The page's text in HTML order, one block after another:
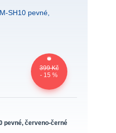
399 Kč
- 15 %
pevné, červeno-černé